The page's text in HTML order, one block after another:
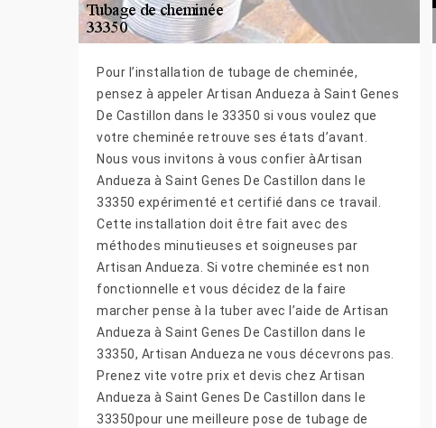
Pour l’installation de tubage de cheminée,
pensez à appeler Artisan Andueza à Saint Genes
De Castillon dans le 33350 si vous voulez que
votre cheminée retrouve ses états d’avant.
Nous vous invitons à vous confier àArtisan
Andueza à Saint Genes De Castillon dans le
33350 expérimenté et certifié dans ce travail.
Cette installation doit être fait avec des
méthodes minutieuses et soigneuses par
Artisan Andueza. Si votre cheminée est non
fonctionnelle et vous décidez de la faire
marcher pense à la tuber avec l’aide de Artisan
Andueza à Saint Genes De Castillon dans le
33350, Artisan Andueza ne vous décevrons pas.
Prenez vite votre prix et devis chez Artisan
Andueza à Saint Genes De Castillon dans le
33350pour une meilleure pose de tubage de